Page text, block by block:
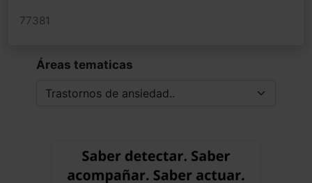
77381
Áreas tematicas